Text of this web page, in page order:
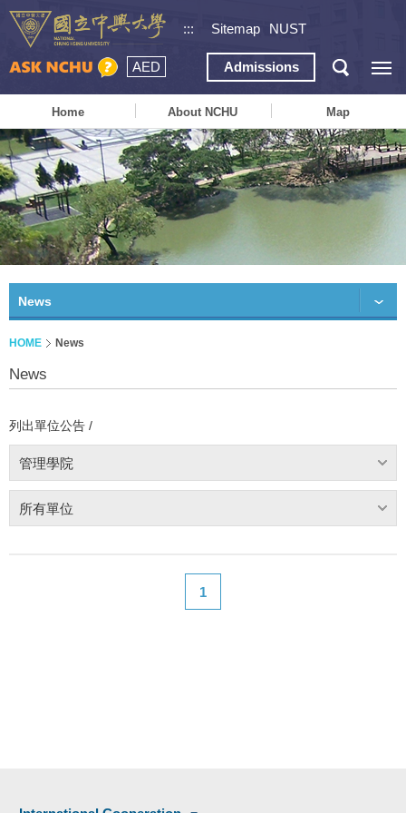
::: Sitemap NUST
AED Admissions
Home About NCHU Map
News
HOME News
News
列出單位公告 /
管理學院
所有單位
1